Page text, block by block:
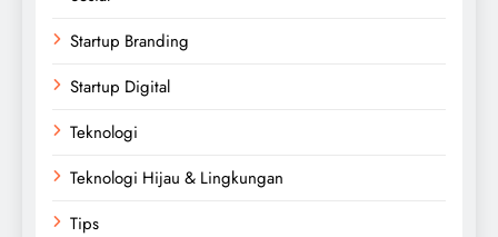
Startup Branding
Startup Digital
Teknologi
Teknologi Hijau & Lingkungan
Tips